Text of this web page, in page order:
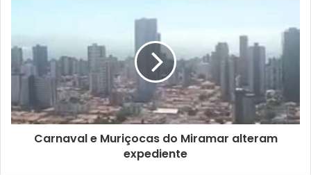
e
a
l
Carnaval e Muriçocas do Miramar alteram
expediente